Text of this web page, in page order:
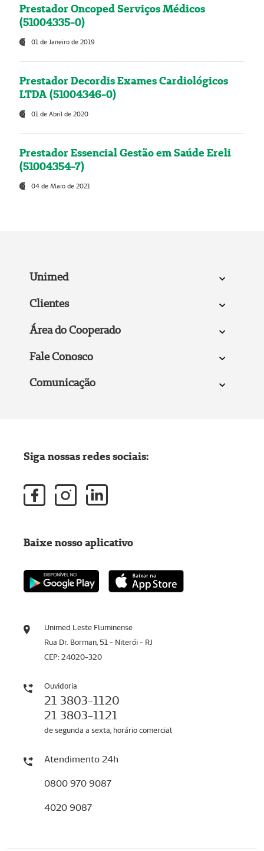
Prestador Oncoped Serviços Médicos
(51004335-0)
01 de Janeiro de 2019
Prestador Decordis Exames Cardiológicos
LTDA (51004346-0)
01 de Abril de 2020
Prestador Essencial Gestão em Saúde Ereli
(51004354-7)
04 de Maio de 2021
Unimed
Clientes
Área do Cooperado
Fale Conosco
Comunicação
Unimed Leste Fluminense
Rua Dr. Borman, 51 - Niterói - RJ
CEP: 24020-320
Ouvidoria
21 3803-1120
21 3803-1121
de segunda a sexta, horário comercial
Atendimento 24h
0800 970 9087
4020 9087
Siga nossas redes sociais:
Baixe nosso aplicativo